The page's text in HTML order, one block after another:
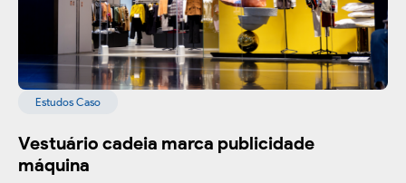
Estudos Caso
Vestuário cadeia marca publicidade
máquina